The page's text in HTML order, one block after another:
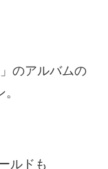
のアルバムの
ルドも